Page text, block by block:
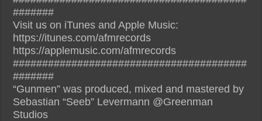
#######
Visit us on iTunes and Apple Music:
https://itunes.com/afmrecords
https://applemusic.com/afmrecords
########################################
#######
“Gunmen” was produced, mixed and mastered by
Sebastian “Seeb” Levermann @Greenman
Studios